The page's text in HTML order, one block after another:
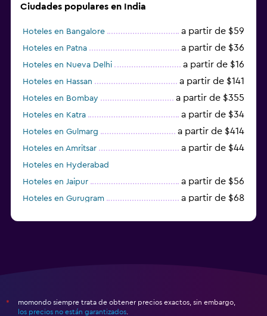
Ciudades populares en India
Hoteles en Bangalore a partir de $59
Hoteles en Patna a partir de $36
Hoteles en Nueva Delhi a partir de $16
Hoteles en Hassan a partir de $141
Hoteles en Bombay a partir de $355
Hoteles en Katra a partir de $34
Hoteles en Gulmarg a partir de $414
Hoteles en Amritsar a partir de $44
Hoteles en Hyderabad
Hoteles en Jaipur
a partir de $56
Hoteles en Gurugram a partir de $68
*
momondo siempre trata de obtener precios exactos, sin embargo,
los precios no están garantizados